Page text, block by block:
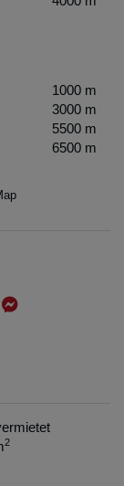
1000 m
3000 m
5500 m
6500 m
2